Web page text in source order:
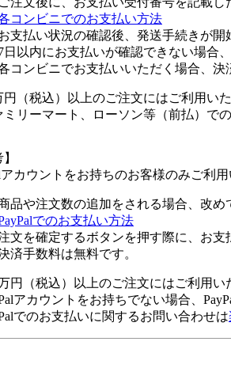
コンビニでのお支払い方法
支払い状況の確認後、発送手続きが
日以内にお支払いが確認できない場合
コンビニでお支払いいただく場合、決
（税込）以上のご注文にはご利用いた
リーマート、ローソン等（前払）で
アカウントをお持ちのお客様のみご利用
品や注文数の追加をされる場合、改め
でのお支払い方法
文を確定するボタンを押す際に、お支
済手数料は無料です。
円（税込）以上のご注文にはご利用い
アカウントをお持ちでない場合、
でのお支払いに関するお問い合わせは